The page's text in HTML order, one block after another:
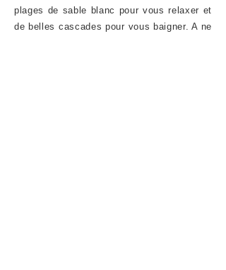
plages de sable blanc pour vous relaxer et
de belles cascades pour vous baigner. A ne